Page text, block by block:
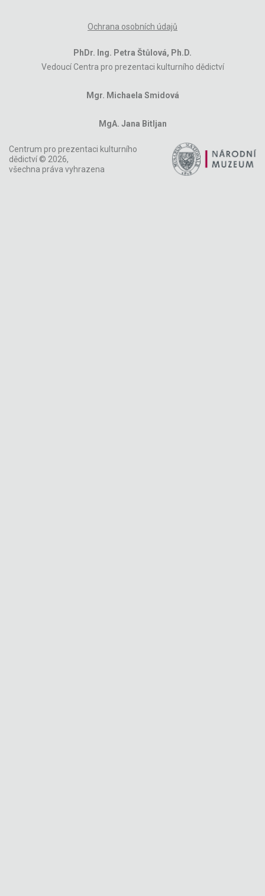
Ochrana osobních údajů
PhDr. Ing. Petra Štůlová, Ph.D.
Vedoucí Centra pro prezentaci kulturního dědictví
Mgr. Michaela Smidová
MgA. Jana Bitljan
Centrum pro prezentaci kulturního
dědictví © 2026,
všechna práva vyhrazena